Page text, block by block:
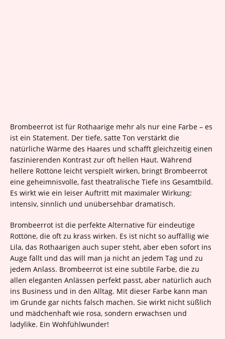
Brombeerrot ist für Rothaarige mehr als nur eine Farbe – es
ist ein Statement. Der tiefe, satte Ton verstärkt die
natürliche Wärme des Haares und schafft gleichzeitig einen
faszinierenden Kontrast zur oft hellen Haut. Während
hellere Rottöne leicht verspielt wirken, bringt Brombeerrot
eine geheimnisvolle, fast theatralische Tiefe ins Gesamtbild.
Es wirkt wie ein leiser Auftritt mit maximaler Wirkung:
intensiv, sinnlich und unübersehbar dramatisch.
Brombeerrot ist die perfekte Alternative für eindeutige
Rottöne, die oft zu krass wirken. Es ist nicht so auffällig wie
Lila, das Rothaarigen auch super steht, aber eben sofort ins
Auge fällt und das will man ja nicht an jedem Tag und zu
jedem Anlass. Brombeerrot ist eine subtile Farbe, die zu
allen eleganten Anlässen perfekt passt, aber natürlich auch
ins Business und in den Alltag. Mit dieser Farbe kann man
im Grunde gar nichts falsch machen. Sie wirkt nicht süßlich
und mädchenhaft wie rosa, sondern erwachsen und
ladylike. Ein Wohfühlwunder!